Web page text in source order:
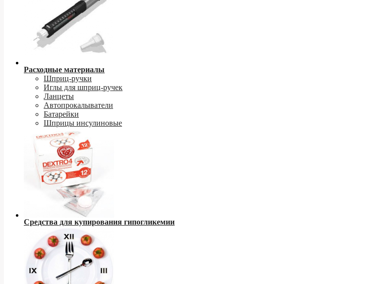
Расходные материалы
Шприц-ручки
Иглы для шприц-ручек
Ланцеты
Автопрокалыватели
Батарейки
Шприцы инсулиновые
Средства для купирования гипогликемии